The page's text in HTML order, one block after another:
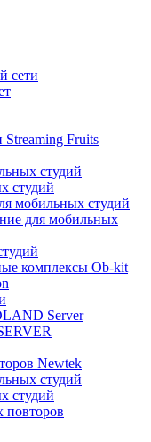
сети
Fruits
студий
студий
мобильных студий
для мобильных
комплексы Ob-kit
Server
Newtek
студий
студий
повторов